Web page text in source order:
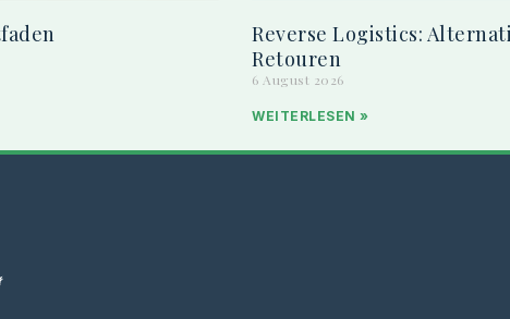
Reverse Logistics:
Retouren
6 August 2026
WEITERLESEN »